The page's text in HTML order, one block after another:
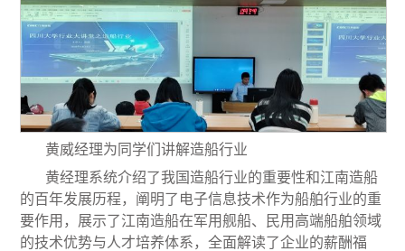
黄威经理为同学们讲解造船行业
黄经理系统介绍了我国造船行业的重要性和江南造船
的百年发展历程，阐明了电子信息技术作为船舶行业的重
要作用，展示了江南造船在军用舰船、民用高端船舶领域
的技术优势与人才培养体系，全面解读了企业的薪酬福